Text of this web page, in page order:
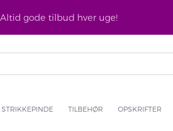
Altid gode tilbud hver uge!
STRIKKEPINDE TILBEHØR OPSKRIFTER